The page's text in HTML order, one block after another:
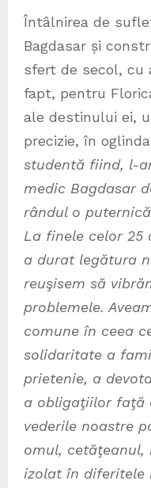
Întâlnirea de
Bagdasar și
sfert de secol, cu
fapt, pentru
ale destinului ei,
precizie, în
studentă fiind, l-
medic Bagdasar
rândul o
La finele celor 25
a durat legătura
reuşisem să
problemele.
comune în ceea
solidaritate a
prietenie, a
a obligaţiilor faţă
vederile noastre
omul,
izolat în diferitele